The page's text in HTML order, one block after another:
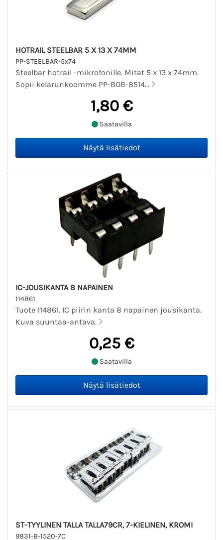
HOTRAIL STEELBAR 5 X 13 X 74MM
PP-STEELBAR-5x74
Steelbar hotrail -mikrofonille. Mitat 5 x 13 x 74mm.
Sopii kelarunkoomme PP-BOB-8514...
1,80 €
Saatavilla
IC-JOUSIKANTA 8 NAPAINEN
114861
Tuote 114861. IC piirin kanta 8 napainen jousikanta.
Kuva suuntaa-antava.
0,25 €
Saatavilla
ST-TYYLINEN TALLA TALLA79CR, 7-KIELINEN, KROMI
9831-B-1520-7C